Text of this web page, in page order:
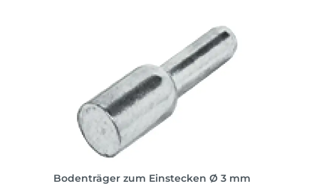
Bodenträger zum Einstecken Ø 3 mm